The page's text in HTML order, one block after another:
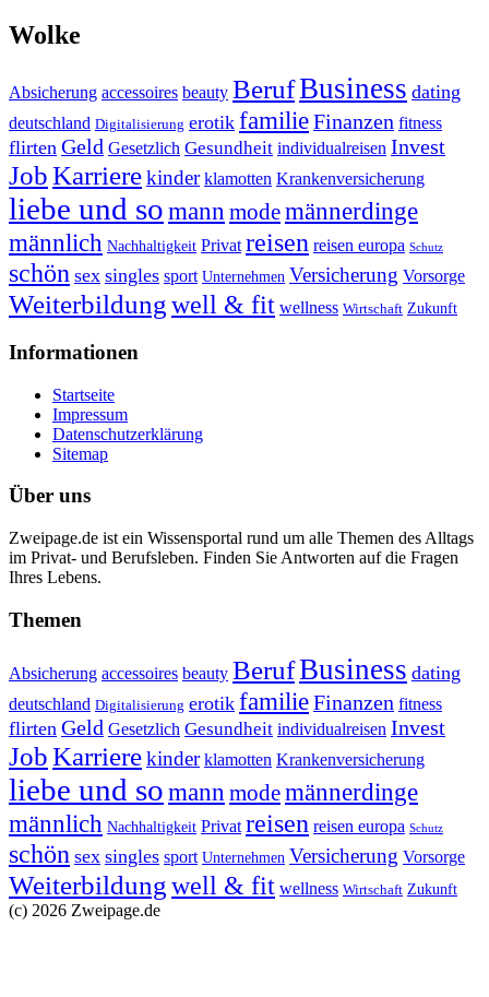
Wolke
Absicherung accessoires beauty BerufBusiness dating
deutschland Digitalisierung erotik familieFinanzen fitness
flirten Geld Gesetzlich Gesundheit individualreisen Invest
JobKarrierekinder klamotten Krankenversicherung
liebe und somann modemännerdinge
männlich Nachhaltigkeit Privat reisen reisen europa Schutz
schön sex singles sport Unternehmen Versicherung Vorsorge
Weiterbildungwell & fit wellness Wirtschaft Zukunft
Informationen
Startseite
Impressum
Datenschutzerklärung
Sitemap
Über uns
Zweipage.de ist ein Wissensportal rund um alle Themen des Alltags
im Privat- und Berufsleben. Finden Sie Antworten auf die Fragen
Ihres Lebens.
Themen
Absicherung accessoires beauty BerufBusiness dating
deutschland Digitalisierung erotik familieFinanzen fitness
flirten Geld Gesetzlich Gesundheit individualreisen Invest
JobKarrierekinder klamotten Krankenversicherung
liebe und somann modemännerdinge
männlich Nachhaltigkeit Privat reisen reisen europa Schutz
schön sex singles sport Unternehmen Versicherung Vorsorge
Weiterbildungwell & fit wellness Wirtschaft Zukunft
(c) 2026 Zweipage.de